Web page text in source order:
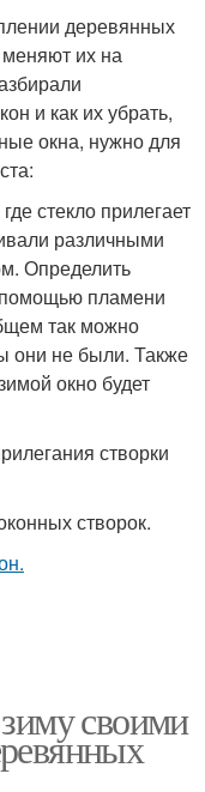
деревянных
их на
и как их убрать,
окна, нужно для
стекло прилегает
различными
Определить
помощью пламени
так можно
они не были. Также
окно будет
створки
створок.
своими